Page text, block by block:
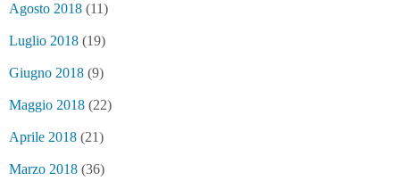
Agosto 2018 (11)
Luglio 2018 (19)
Giugno 2018 (9)
Maggio 2018 (22)
Aprile 2018 (21)
Marzo 2018 (36)